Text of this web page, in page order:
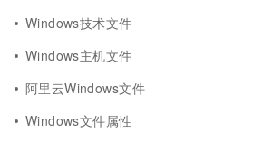
Windows技术文件
Windows主机文件
阿里云Windows文件
Windows文件属性